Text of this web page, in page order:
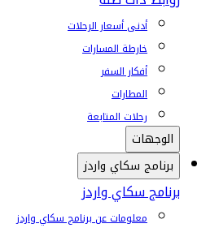
أدنى أسعار الرحلات
خارطة المسارات
أفكار السفر
المطارات
رحلات المتابعة
الوجهات
برنامج سكاي واردز
برنامج سكاي واردز
معلومات عن برنامج سكاي واردز